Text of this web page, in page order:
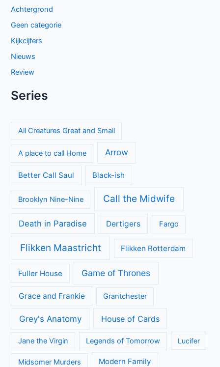
Achtergrond
Geen categorie
Kijkcijfers
Nieuws
Review
Series
All Creatures Great and Small
A place to call Home Arrow
Better Call Saul Black-ish
Brooklyn Nine-Nine Call the Midwife
Death in Paradise Dertigers Fargo
Flikken Maastricht Flikken Rotterdam
Fuller House Game of Thrones
Grace and Frankie Grantchester
Grey's Anatomy House of Cards
Jane the Virgin Legends of Tomorrow Lucifer
Midsomer Murders Modern Family